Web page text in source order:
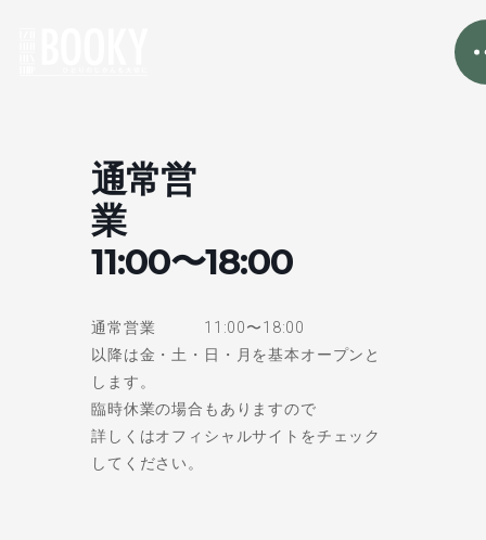
通常営
業
11:00〜18:00
通常営業 11:00〜18:00
以降は金・土・日・月を基本オープンと
します。
臨時休業の場合もありますので
詳しくはオフィシャルサイトをチェック
してください。